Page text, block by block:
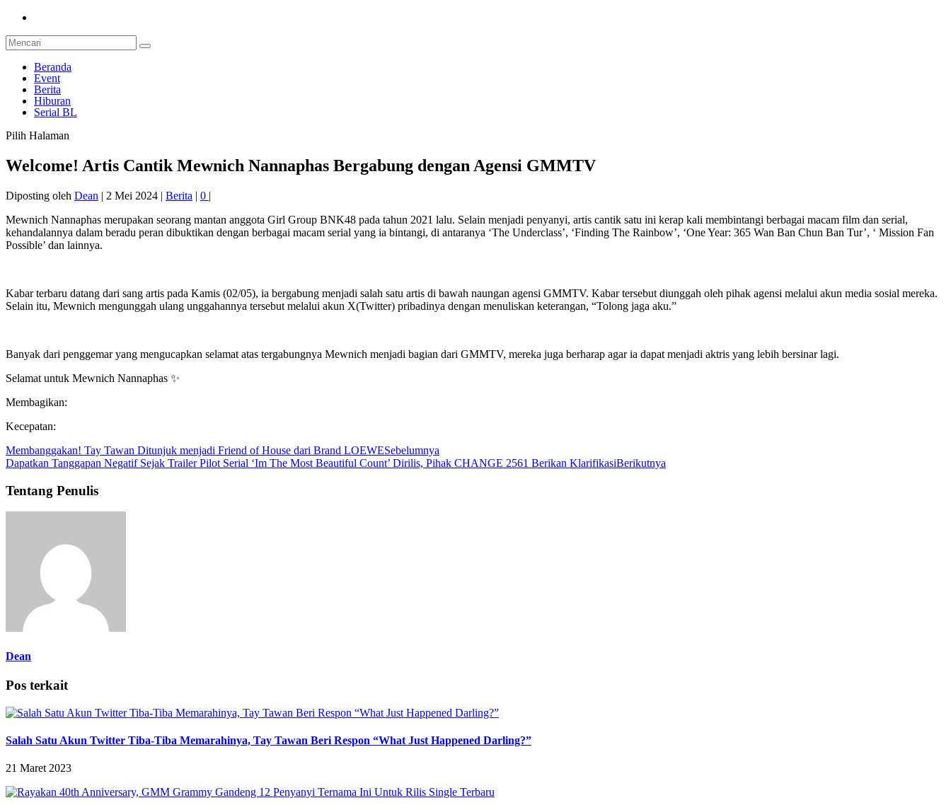
Beranda
Event
Berita
Hiburan
Serial BL
Pilih Halaman
Welcome! Artis Cantik Mewnich Nannaphas Bergabung dengan Agensi GMMTV
Diposting oleh Dean | 2 Mei 2024 | Berita | 0 |
Mewnich Nannaphas merupakan seorang mantan anggota Girl Group BNK48 pada tahun 2021 lalu. Selain menjadi penyanyi, artis cantik satu ini kerap kali membintangi berbagai macam film dan serial,
kehandalannya dalam beradu peran dibuktikan dengan berbagai macam serial yang ia bintangi, di antaranya ‘The Underclass’, ‘Finding The Rainbow’, ‘One Year: 365 Wan Ban Chun Ban Tur’, ‘ Mission Fan
Possible’ dan lainnya.
Kabar terbaru datang dari sang artis pada Kamis (02/05), ia bergabung menjadi salah satu artis di bawah naungan agensi GMMTV. Kabar tersebut diunggah oleh pihak agensi melalui akun media sosial mereka.
Selain itu, Mewnich mengunggah ulang unggahannya tersebut melalui akun X(Twitter) pribadinya dengan menuliskan keterangan, “Tolong jaga aku.”
Banyak dari penggemar yang mengucapkan selamat atas tergabungnya Mewnich menjadi bagian dari GMMTV, mereka juga berharap agar ia dapat menjadi aktris yang lebih bersinar lagi.
Selamat untuk Mewnich Nannaphas ✨
Membagikan:
Kecepatan:
Membanggakan! Tay Tawan Ditunjuk menjadi Friend of House dari Brand LOEWESebelumnya
Dapatkan Tanggapan Negatif Sejak Trailer Pilot Serial ‘Im The Most Beautiful Count’ Dirilis, Pihak CHANGE 2561 Berikan KlarifikasiBerikutnya
Tentang Penulis
Dean
Pos terkait
Salah Satu Akun Twitter Tiba-Tiba Memarahinya, Tay Tawan Beri Respon “What Just Happened Darling?”
21 Maret 2023